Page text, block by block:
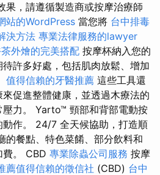
果，請遵循製造商或按摩治療師
站的WordPress 當您將 台中排毒
決方法 專業法律服務的lawyer
外燴的完美搭配 按摩杯納入您的
許多好處，包括肌肉放鬆、增加
值得信賴的牙醫推薦 這些工具還
促進整體健康，並透過木療法的
力。 Yarto™ 頸部和背部電動按
動作。 24/7 全天候協助，打造順
的餐點、特色菜餚、部分飲料和
費。 CBD 專業除蟲公司服務 按摩
薦值得信賴的徵信社 (CBD) 台中